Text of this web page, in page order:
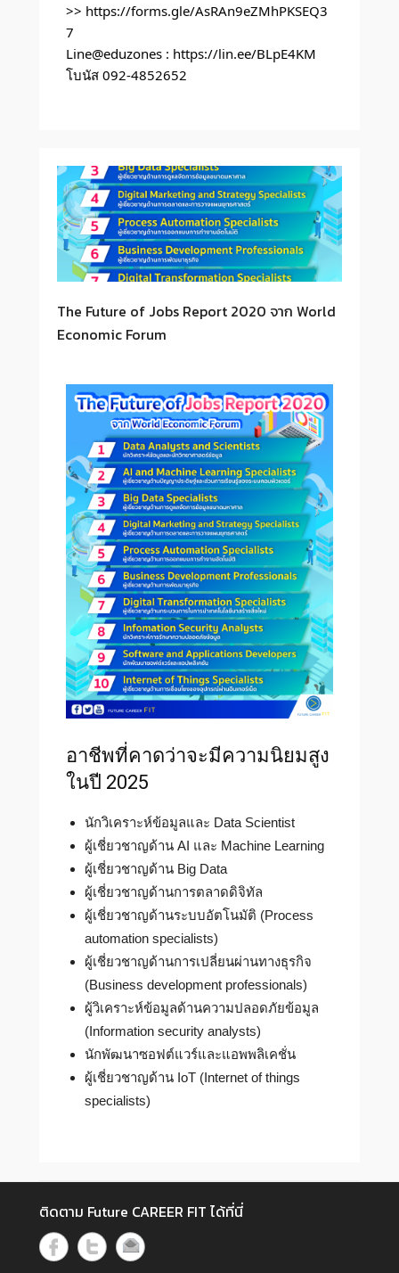
>> https://forms.gle/AsRAn9eZMhPKSEQ3
7
Line@eduzones : https://lin.ee/BLpE4KM
โบนัส 092-4852652
The Future of Jobs Report 2020 จาก World
Economic Forum
อาชีพที่คาดว่าจะมีความนิยมสูง
ในปี 2025
นักวิเคราะห์ข้อมูลและ Data Scientist
ผู้เชี่ยวชาญด้าน AI และ Machine Learning
ผู้เชี่ยวชาญด้าน Big Data
ผู้เชี่ยวชาญด้านการตลาดดิจิทัล
ผู้เชี่ยวชาญด้านระบบอัตโนมัติ (Process
automation specialists)
ผู้เชี่ยวชาญด้านการเปลี่ยนผ่านทางธุรกิจ
(Business development professionals)
ผู้วิเคราะห์ข้อมูลด้านความปลอดภัยข้อมูล
(Information security analysts)
นักพัฒนาซอฟต์แวร์และแอพพลิเคชั่น
ผู้เชี่ยวชาญด้าน IoT (Internet of things
specialists)
ติดตาม Future CAREER FIT ได้ที่นี่